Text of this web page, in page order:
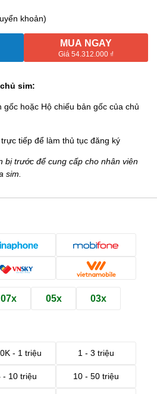
khoản)
MUA NGAY
Giá 54.312.000 ₫
sim:
hoặc Hộ chiếu bản gốc của chủ
tiếp để làm thủ tục đăng ký
bị trước để cung cấp cho nhân viên
sim.
07x 05x 03x
- 1 triệu 1 - 3 triệu
- 10 triệu 10 - 50 triệu